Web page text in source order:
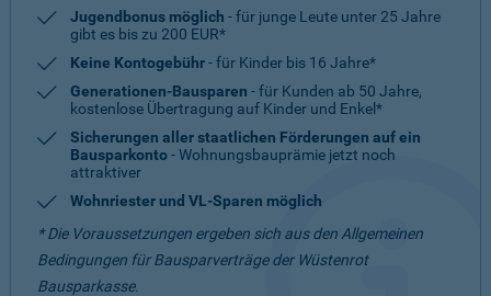
Jugendbonus möglich - für junge Leute unter 25 Jahre
gibt es bis zu 200 EUR*
Keine Kontogebühr- für Kinder bis 16 Jahre*
Generationen-Bausparen - für Kunden ab 50 Jahre,
kostenlose Übertragung auf Kinder und Enkel*
Sicherungen aller staatlichen Förderungen auf ein
Bausparkonto- Wohnungsbauprämie jetzt noch
attraktiver
Wohnriester und VL-Sparen möglich
* Die Voraussetzungen ergeben sich aus den Allgemeinen
Bedingungen für Bausparverträge der Wüstenrot
Bausparkasse.